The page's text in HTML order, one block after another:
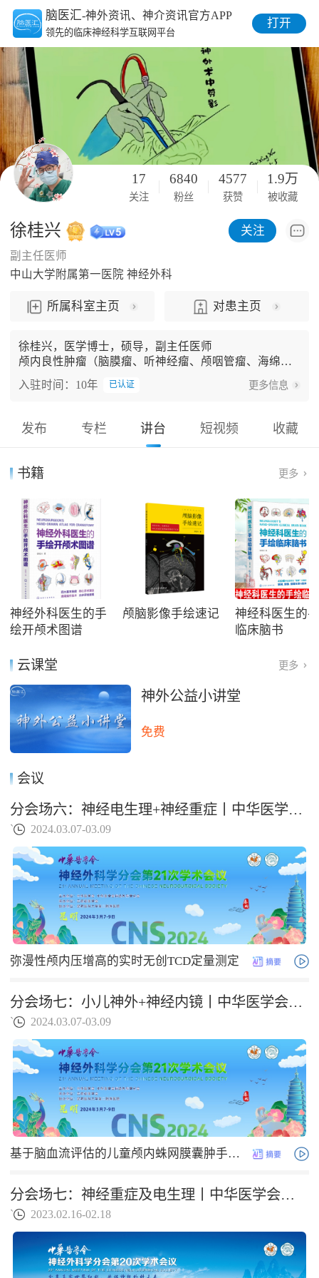
脑医汇-神外资讯、神介资讯官方APP
领先的临床神经科学互联网平台
打开
17
关注
6840
粉丝
4577
获赞
1.9万
被收藏
徐桂兴 关注
副主任医师
中山大学附属第一医院 神经外科
所属科室主页 对患主页
徐桂兴，医学博士，硕导，副主任医师
颅内良性肿瘤（脑膜瘤、听神经瘤、颅咽管瘤、海绵状
血管瘤、蛛网膜囊肿等）、颅脑损伤和自发性脑出血的
诊治；脑损伤评估和脑死亡判定；医学手绘
近5年，论文15篇（第一和共一）其中SCI 6篇，＞5分者
4篇；
入驻时间：10年 已认证 更多信息
发布 专栏 讲台 短视频 收藏
书籍 更多
神经外科医生的手
绘开颅术图谱
颅脑影像手绘速记
神经科医生的
临床脑书
云课堂 更多
神外公益小讲堂
免费
会议
分会场六：神经电生理+神经重症丨中华医学会神经外科学分会第二十一次学术会议
` 2024.03.07-03.09
弥漫性颅内压增高的实时无创TCD定量测定
分会场七：小儿神外+神经内镜丨中华医学会神经外科学分会第二十一次学术会议
` 2024.03.07-03.09
基于脑血流评估的儿童颅内蛛网膜囊肿手术评估量表的构建
分会场七：神经重症及电生理丨中华医学会神经外科学分会第二十次学术会议
` 2023.02.16-02.18